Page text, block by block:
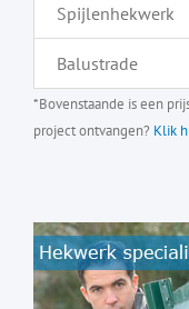
Spijlenhekwerk
Balustrade
*Bovenstaande is een
project ontvangen? Klik